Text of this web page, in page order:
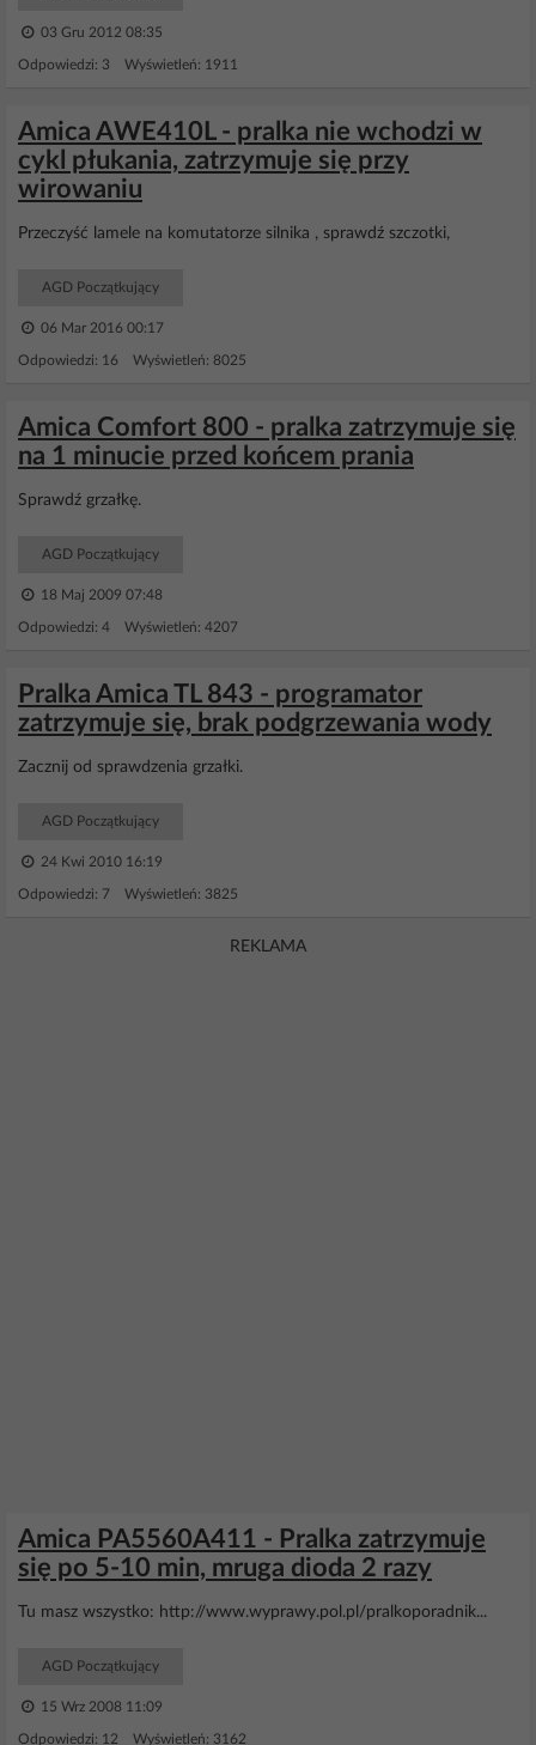
03 Gru 2012 08:35
Odpowiedzi: 3 Wyświetleń: 1911
Amica AWE410L - pralka nie wchodzi w
cykl płukania, zatrzymuje się przy
wirowaniu
Przeczyść lamele na komutatorze silnika , sprawdź szczotki,
AGD Początkujący
06 Mar 2016 00:17
Odpowiedzi: 16 Wyświetleń: 8025
Amica Comfort 800 - pralka zatrzymuje się
na 1 minucie przed końcem prania
Sprawdź grzałkę.
AGD Początkujący
18 Maj 2009 07:48
Odpowiedzi: 4 Wyświetleń: 4207
Pralka Amica TL 843 - programator
zatrzymuje się, brak podgrzewania wody
Zacznij od sprawdzenia grzałki.
AGD Początkujący
24 Kwi 2010 16:19
Odpowiedzi: 7 Wyświetleń: 3825
REKLAMA
Amica PA5560A411 - Pralka zatrzymuje
się po 5-10 min, mruga dioda 2 razy
Tu masz wszystko: http://www.wyprawy.pol.pl/pralkoporadnik...
AGD Początkujący
15 Wrz 2008 11:09
Odpowiedzi: 12 Wyświetleń: 3162